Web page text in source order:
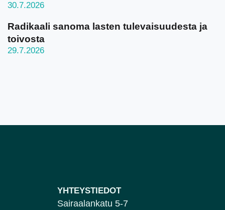
30.7.2026
Radikaali sanoma lasten tulevaisuudesta ja
toivosta
29.7.2026
YHTEYSTIEDOT
Sairaalankatu 5-7